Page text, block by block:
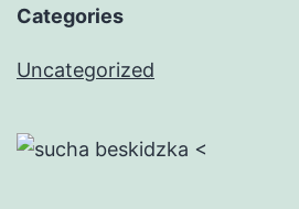
Categories
Uncategorized
<